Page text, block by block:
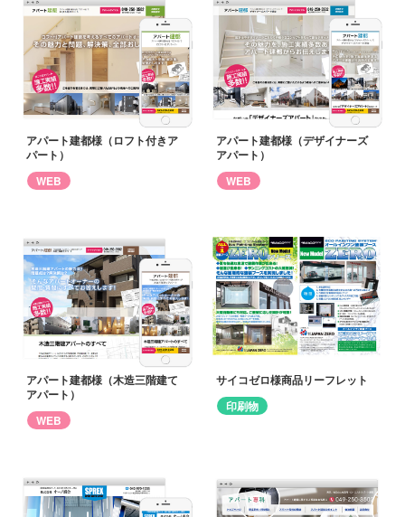
アパート建都様（ロフト付きア
パート）
WEB
アパート建都様（デザイナーズ
アパート）
WEB
アパート建都様（木造三階建て
アパート）
WEB
サイコゼロ様商品リーフレット
印刷物